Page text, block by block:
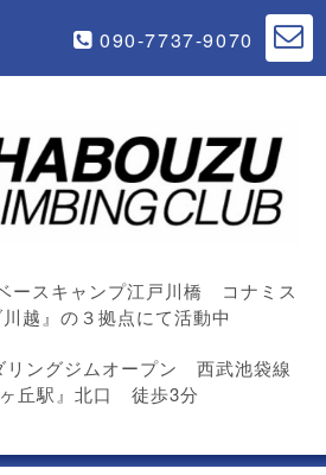
090-7737-9070
ースキャンプ江戸川橋 コナミス
越』の３拠点にて活動中
ングジムオープン 西武池袋線
ヶ丘駅』北口 徒歩3分